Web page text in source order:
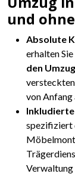
und
Absolute
erhalten
den
von Anfang
spezifiziert
Verwaltung